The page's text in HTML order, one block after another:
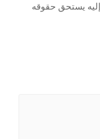
يستحق حقوقه